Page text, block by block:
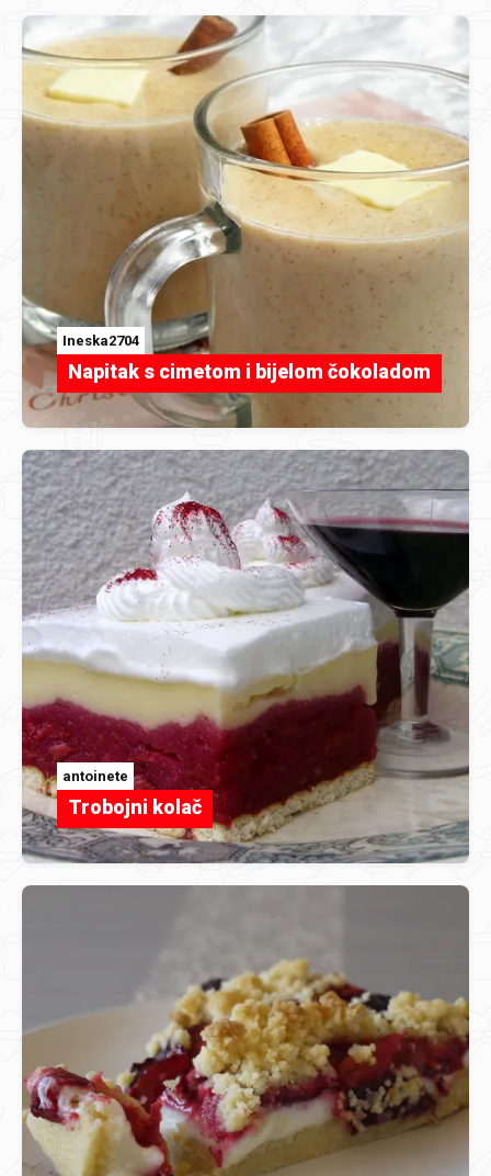
Ineska2704
Napitak s cimetom i bijelom čokoladom
antoinete
Trobojni kolač